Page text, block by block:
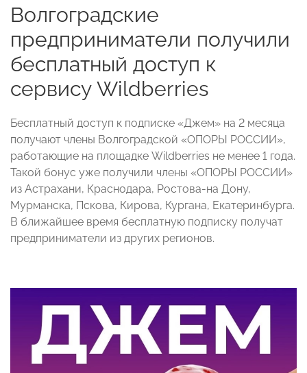
Волгоградские
предприниматели получили
бесплатный доступ к
сервису Wildberries
Бесплатный доступ к подписке «Джем» на 2 месяца
получают члены Волгоградской «ОПОРЫ РОССИИ»,
работающие на площадке Wildberries не менее 1 года.
Такой бонус уже получили члены «ОПОРЫ РОССИИ»
из Астрахани, Краснодара, Ростова-на Дону,
Мурманска, Пскова, Кирова, Кургана, Екатеринбурга.
В ближайшее время бесплатную подписку получат
предприниматели из других регионов.